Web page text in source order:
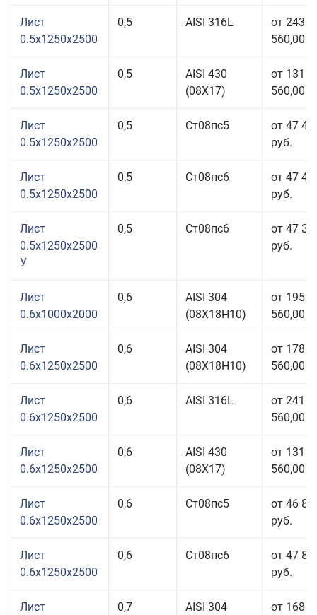
Лист
0.5x1250x2500
0,5 AISI 316L
от 243
560,00
Лист
0.5x1250x2500
0,5
AISI 430
(08Х17)
от 131
560,00
Лист
0.5x1250x2500
0,5 Ст08пс5
от 47
руб.
Лист
0.5x1250x2500
0,5 Ст08пс6
от 47
руб.
Лист
0.5x1250x2500
У
0,5 Ст08пс6
от 47
руб.
Лист
0.6x1000x2000
0,6
AISI 304
(08Х18Н10)
от 195
560,00
Лист
0.6x1250x2500
0,6
AISI 304
(08Х18Н10)
от 178
560,00
Лист
0.6x1250x2500
0,6 AISI 316L
от 241
560,00
Лист
0.6x1250x2500
0,6
AISI 430
(08Х17)
от 131
560,00
Лист
0.6x1250x2500
0,6 Ст08пс5
от 46
руб.
Лист
0.6x1250x2500
0,6 Ст08пс6
от 47
руб.
Лист 0,7 AISI 304 от 168